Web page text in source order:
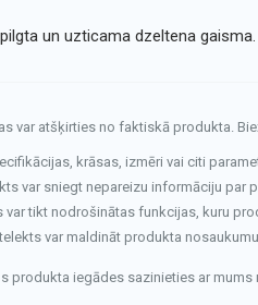
un uzticama dzeltena
var atšķirties no faktiskā produkta.
krāsas, izmēri vai citi
var sniegt nepareizu informāciju par
tikt nodrošinātas funkcijas, kuru
var maldināt produkta nosaukumu
produkta iegādes sazinieties ar mums